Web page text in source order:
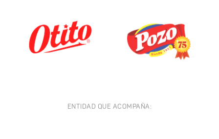
ENTIDAD QUE ACOMPAÑA: